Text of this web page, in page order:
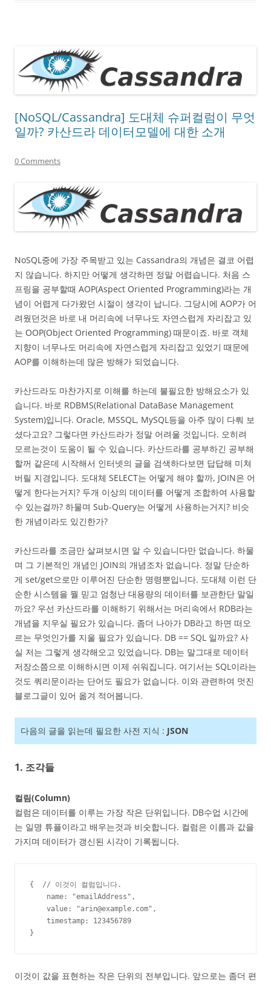
[NoSQL/Cassandra] 도대체 슈퍼컬럼이 무엇
일까? 카산드라 데이터모델에 대한 소개
0 Comments
NoSQL중에 가장 주목받고 있는 Cassandra의 개념은 결코 어렵
지 않습니다. 하지만 어떻게 생각하면 정말 어렵습니다. 처음 스
프링을 공부할때 AOP(Aspect Oriented Programming)라는 개
념이 어렵게 다가왔던 시절이 생각이 납니다. 그당시에 AOP가 어
려웠던것은 바로 내 머리속에 너무나도 자연스럽게 자리잡고 있
는 OOP(Object Oriented Programming) 때문이죠. 바로 객체
지향이 너무나도 머리속에 자연스럽게 자리잡고 있었기 때문에
AOP를 이해하는데 많은 방해가 되었습니다.
카산드라도 마찬가지로 이해를 하는데 불필요한 방해요소가 있
습니다. 바로 RDBMS(Relational DataBase Management
System)입니다. Oracle, MSSQL, MySQL등을 아주 많이 다뤄 보
셨다고요? 그렇다면 카산드라가 정말 어려울 것입니다. 오히려
모르는것이 도움이 될 수 있습니다. 카산드라를 공부하긴 공부해
할꺼 같은데 시작해서 인터넷의 글을 검색하다보면 답답해 미쳐
버릴 지경입니다. 도대체 SELECT는 어떻게 해야 할까, JOIN은 어
떻게 한다는거지? 두개 이상의 데이터를 어떻게 조합하여 사용할
수 있는걸까? 하물며 Sub-Query는 어떻게 사용하는거지? 비슷
한 개념이라도 있긴한가?
카산드라를 조금만 살펴보시면 알 수 있습니다만 없습니다. 하물
며 그 기본적인 개념인 JOIN의 개념조차 없습니다. 정말 단순하
게 set/get으로만 이루어진 단순한 명령뿐입니다. 도대체 이런 단
순한 시스템을 뭘 믿고 엄청난 대용량의 데이터를 보관한단 말일
까요? 우선 카산드라를 이해하기 위해서는 머리속에서 RDB라는
개념을 지우실 필요가 있습니다. 좀더 나아가 DB라고 하면 떠오
르는 무엇인가를 지울 필요가 있습니다. DB == SQL 일까요? 사
실 저는 그렇게 생각해오고 있었습니다. DB는 말그대로 데이터
저장소쯤으로 이해하시면 이제 쉬워집니다. 여기서는 SQL이라는
것도 쿼리문이라는 단어도 필요가 없습니다. 이와 관련하여 멋진
블로그글이 있어 옮겨 적어봅니다.
다음의 글을 읽는데 필요한 사전 지식 : JSON
1. 조각들
컬림(Column)
컬럼은 데이터를 이루는 가장 작은 단위입니다. DB수업 시간에
는 일명 튜플이라고 배우는것과 비숫합니다. 컬럼은 이름과 값을
가지며 데이터가 갱신된 시각이 기록됩니다.
{  // 이것이 컬럼입니다.
    name: "emailAddress",
    value: "arin@example.com",
    timestamp: 123456789
}
이것이 값을 표현하는 작은 단위의 전부입니다. 앞으로는 좀더 편